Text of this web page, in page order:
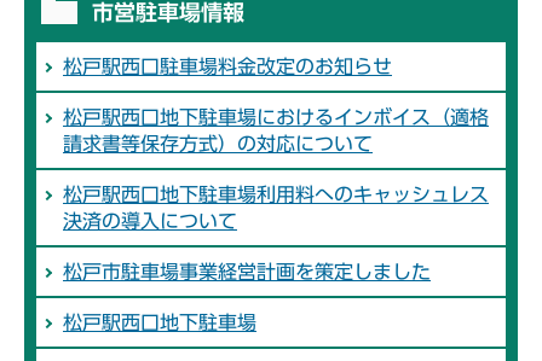
市営駐車場情報
松戸駅西口駐車場料金改定のお知らせ
松戸駅西口地下駐車場におけるインボイス（適格
請求書等保存方式）の対応について
松戸駅西口地下駐車場利用料へのキャッシュレス
決済の導入について
松戸市駐車場事業経営計画を策定しました
松戸駅西口地下駐車場